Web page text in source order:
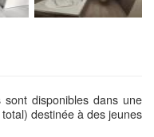
disponibles dans une
destinée à des jeunes